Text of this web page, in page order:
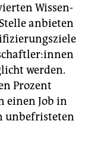
Wis­sen­
anbieten
werden.
Prozent
einen Job in
unbefristeten